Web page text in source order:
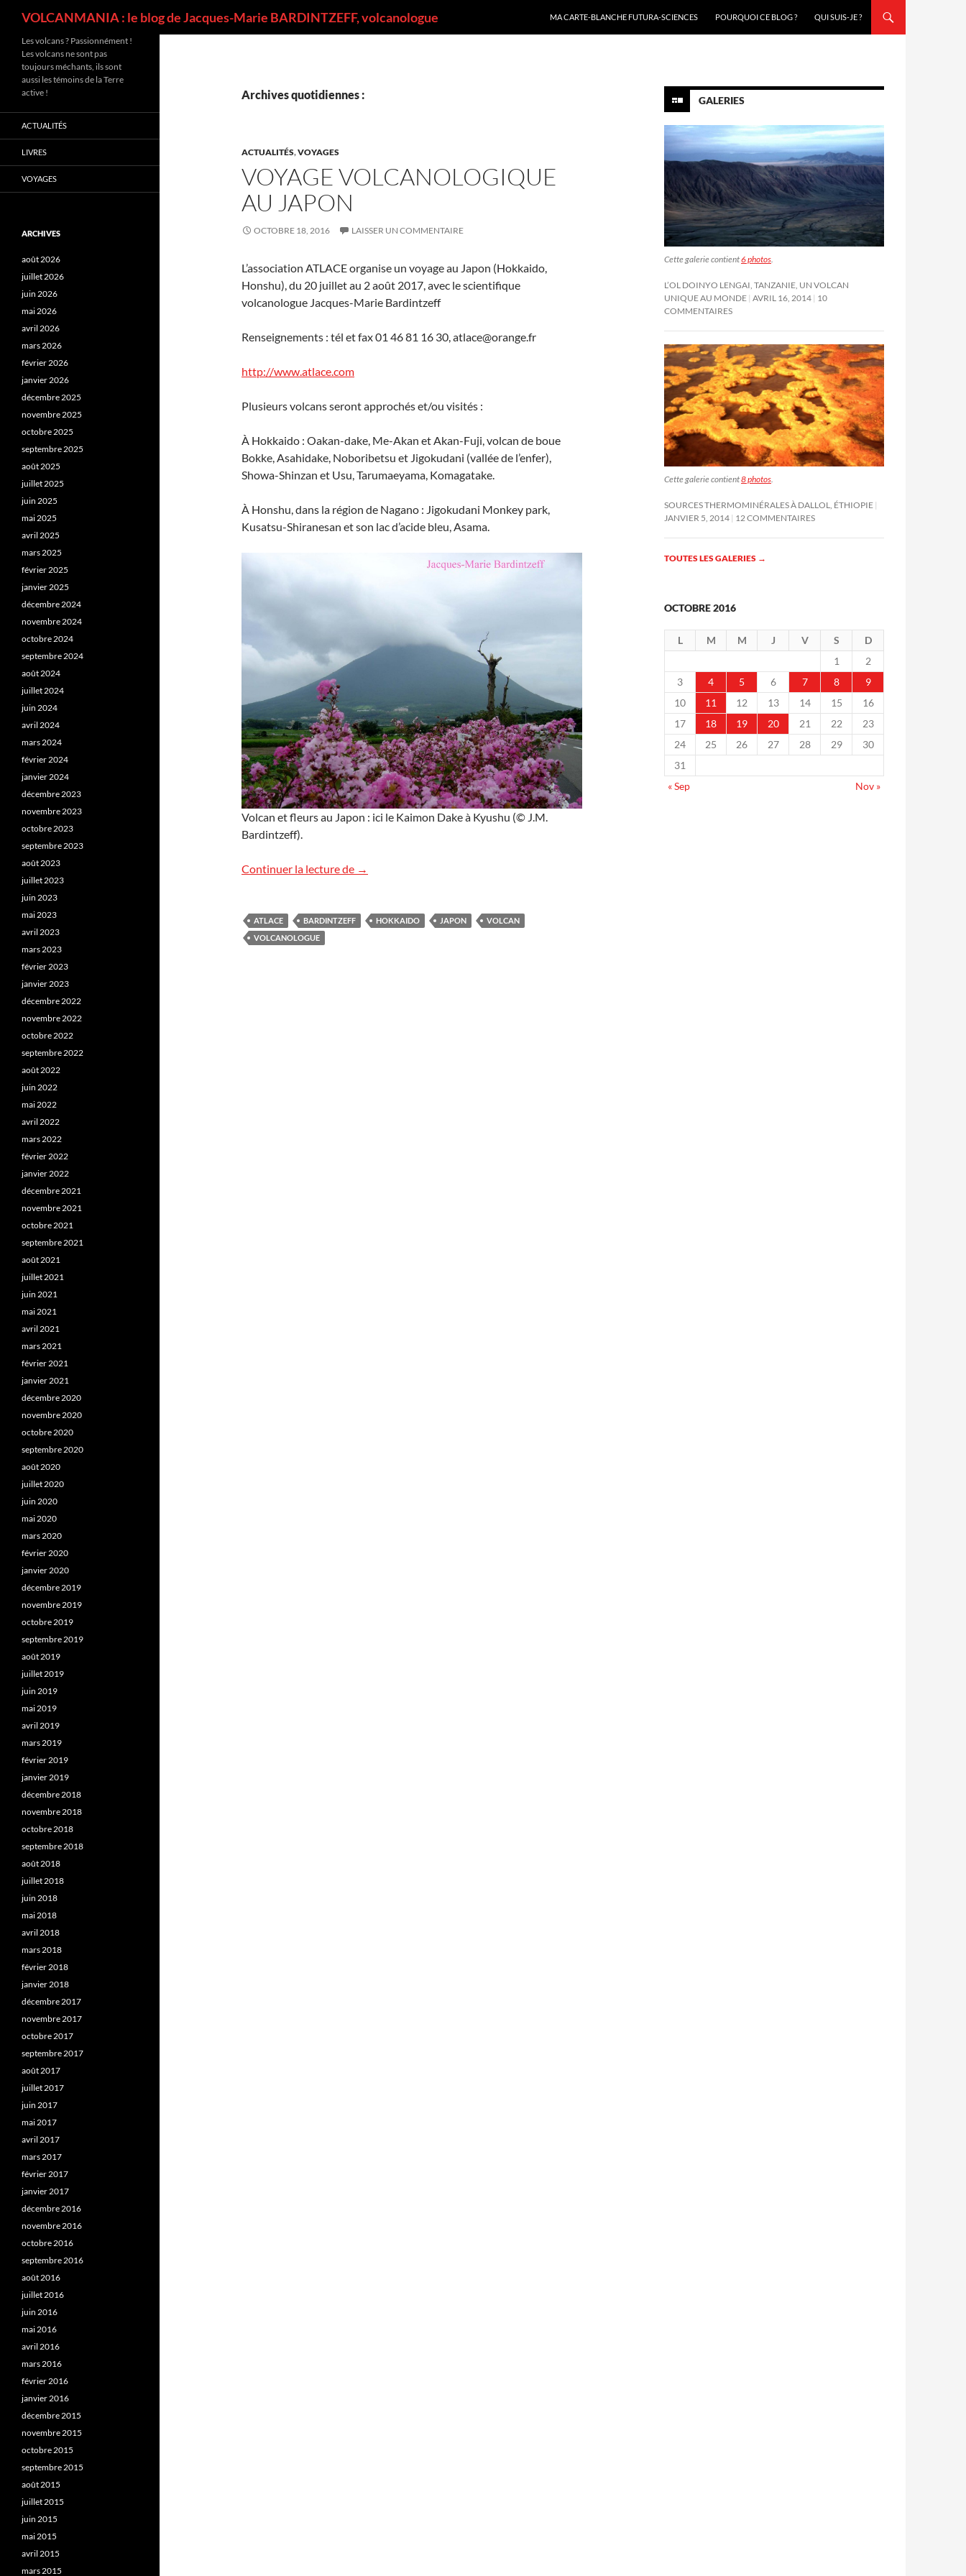
VOLCANMANIA : le blog de Jacques-Marie BARDINTZEFF, volcanologue
MA CARTE-BLANCHE FUTURA-SCIENCES
POURQUOI CE BLOG ? QUI SUIS-JE ?
Archives quotidiennes :
ACTUALITÉS,VOYAGES
VOYAGE VOLCANOLOGIQUE
AU JAPON
OCTOBRE 18, 2016 LAISSER UN COMMENTAIRE
L’association ATLACE organise un voyage au Japon (Hokkaido,
Honshu), du 20 juillet au 2 août 2017, avec le scientifique
volcanologue Jacques-Marie Bardintzeff
Renseignements : tél et fax 01 46 81 16 30, atlace@orange.fr
http://www.atlace.com
Plusieurs volcans seront approchés et/ou visités :
À Hokkaido : Oakan-dake, Me-Akan et Akan-Fuji, volcan de boue
Bokke, Asahidake, Noboribetsu et Jigokudani (vallée de l’enfer),
Showa-Shinzan et Usu, Tarumaeyama, Komagatake.
À Honshu, dans la région de Nagano : Jigokudani Monkey park,
Kusatsu-Shiranesan et son lac d’acide bleu, Asama.
Volcan et fleurs au Japon : ici le Kaimon Dake à Kyushu (© J.M.
Bardintzeff).
Continuer la lecture de Voyage volcanologique au Japon
→
ATLACE BARDINTZEFF HOKKAIDO JAPON
VOLCAN
VOLCANOLOGUE
GALERIES
Cette galerie contient6 photos.
L’OL DOINYO LENGAI, TANZANIE, UN VOLCAN
UNIQUE AU MONDE AVRIL 16, 2014 10
COMMENTAIRES
Cette galerie contient8 photos
SOURCES THERMOMINÉRALES À DALLOL, ÉTHIOPIE
JANVIER 5, 2014 12 COMMENTAIRES
TOUTES LES GALERIES →
OCTOBRE 2016
L M M J V S
D
1
2
3
4 5 6 7 8
9
10
11 12 13 14 15
16
17
18 19 20 21 22
23
24
25 26 27 28 29
30
31
« Sep
Nov »
Les volcans ? Passionnément !
Les volcans ne sont pas
toujours méchants, ils sont
aussi les témoins de la Terre
active !
ACTUALITÉS
LIVRES
VOYAGES
ARCHIVES
août 2026
juillet 2026
juin 2026
mai 2026
avril 2026
mars 2026
février 2026
janvier 2026
décembre 2025
novembre 2025
octobre 2025
septembre 2025
août 2025
juillet 2025
juin 2025
mai 2025
avril 2025
mars 2025
février 2025
janvier 2025
décembre 2024
novembre 2024
octobre 2024
septembre 2024
août 2024
juillet 2024
juin 2024
avril 2024
mars 2024
février 2024
janvier 2024
décembre 2023
novembre 2023
octobre 2023
septembre 2023
août 2023
juillet 2023
juin 2023
mai 2023
avril 2023
mars 2023
février 2023
janvier 2023
décembre 2022
novembre 2022
octobre 2022
septembre 2022
août 2022
juin 2022
mai 2022
avril 2022
mars 2022
février 2022
janvier 2022
décembre 2021
novembre 2021
octobre 2021
septembre 2021
août 2021
juillet 2021
juin 2021
mai 2021
avril 2021
mars 2021
février 2021
janvier 2021
décembre 2020
novembre 2020
octobre 2020
septembre 2020
août 2020
juillet 2020
juin 2020
mai 2020
mars 2020
février 2020
janvier 2020
décembre 2019
novembre 2019
octobre 2019
septembre 2019
août 2019
juillet 2019
juin 2019
mai 2019
avril 2019
mars 2019
février 2019
janvier 2019
décembre 2018
novembre 2018
octobre 2018
septembre 2018
août 2018
juillet 2018
juin 2018
mai 2018
avril 2018
mars 2018
février 2018
janvier 2018
décembre 2017
novembre 2017
octobre 2017
septembre 2017
août 2017
juillet 2017
juin 2017
mai 2017
avril 2017
mars 2017
février 2017
janvier 2017
décembre 2016
novembre 2016
octobre 2016
septembre 2016
août 2016
juillet 2016
juin 2016
mai 2016
avril 2016
mars 2016
février 2016
janvier 2016
décembre 2015
novembre 2015
octobre 2015
septembre 2015
août 2015
juillet 2015
juin 2015
mai 2015
avril 2015
mars 2015